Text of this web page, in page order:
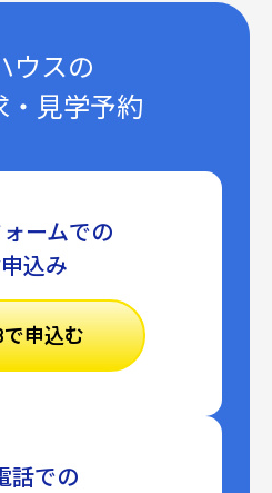
ウスの
・見学予約
ームでの
込み
で申込む
話での